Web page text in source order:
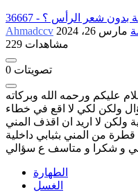
36667 - بدون شعر الرأس ؟
Ahmadccv
مارس 26، 2024
229 مشاهدات
0 تصويتات
عليكم ورحمه الله وبركاته
ولكن لكي لا اقع في خطاء
ولكن لا اريد ان اقذف المني
من المني بثبابي داخلية
و شكرا و متاسف ع سؤالي
الطهارة
الغسل